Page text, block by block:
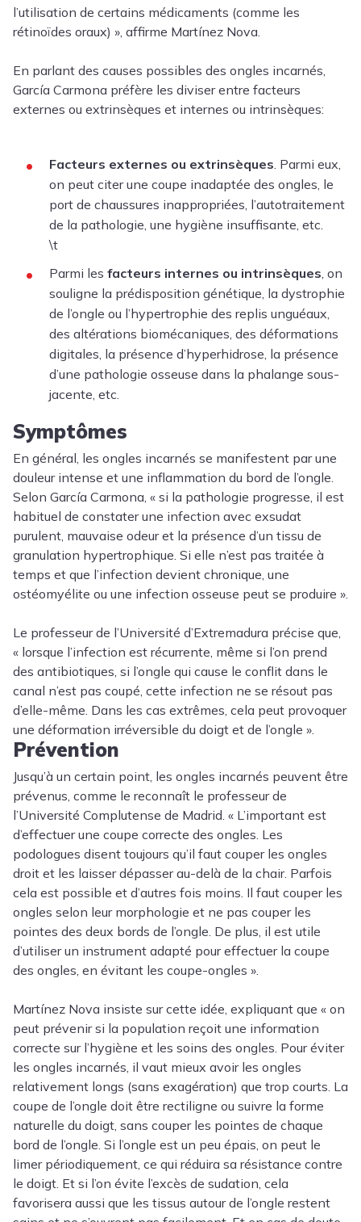
l’utilisation de certains médicaments (comme les
rétinoïdes oraux) », affirme Martínez Nova.
En parlant des causes possibles des ongles incarnés,
García Carmona préfère les diviser entre facteurs
externes ou extrinsèques et internes ou intrinsèques:
Facteurs externes ou extrinsèques. Parmi eux,
on peut citer une coupe inadaptée des ongles, le
port de chaussures inappropriées, l’autotraitement
de la pathologie, une hygiène insuffisante, etc.
\t
Parmi les facteurs internes ou intrinsèques, on
souligne la prédisposition génétique, la dystrophie
de l’ongle ou l’hypertrophie des replis unguéaux,
des altérations biomécaniques, des déformations
digitales, la présence d’hyperhidrose, la présence
d’une pathologie osseuse dans la phalange sous-
jacente, etc.
Symptômes
En général, les ongles incarnés se manifestent par une
douleur intense et une inflammation du bord de l’ongle.
Selon García Carmona, « si la pathologie progresse, il est
habituel de constater une infection avec exsudat
purulent, mauvaise odeur et la présence d’un tissu de
granulation hypertrophique. Si elle n’est pas traitée à
temps et que l’infection devient chronique, une
ostéomyélite ou une infection osseuse peut se produire ».
Le professeur de l’Université d’Extremadura précise que,
« lorsque l’infection est récurrente, même si l’on prend
des antibiotiques, si l’ongle qui cause le conflit dans le
canal n’est pas coupé, cette infection ne se résout pas
d’elle-même. Dans les cas extrêmes, cela peut provoquer
une déformation irréversible du doigt et de l’ongle ».
Prévention
Jusqu’à un certain point, les ongles incarnés peuvent être
prévenus, comme le reconnaît le professeur de
l’Université Complutense de Madrid. « L’important est
d’effectuer une coupe correcte des ongles. Les
podologues disent toujours qu’il faut couper les ongles
droit et les laisser dépasser au-delà de la chair. Parfois
cela est possible et d’autres fois moins. Il faut couper les
ongles selon leur morphologie et ne pas couper les
pointes des deux bords de l’ongle. De plus, il est utile
d’utiliser un instrument adapté pour effectuer la coupe
des ongles, en évitant les coupe-ongles ».
Martínez Nova insiste sur cette idée, expliquant que « on
peut prévenir si la population reçoit une information
correcte sur l’hygiène et les soins des ongles. Pour éviter
les ongles incarnés, il vaut mieux avoir les ongles
relativement longs (sans exagération) que trop courts. La
coupe de l’ongle doit être rectiligne ou suivre la forme
naturelle du doigt, sans couper les pointes de chaque
bord de l’ongle. Si l’ongle est un peu épais, on peut le
limer périodiquement, ce qui réduira sa résistance contre
le doigt. Et si l’on évite l’excès de sudation, cela
favorisera aussi que les tissus autour de l’ongle restent